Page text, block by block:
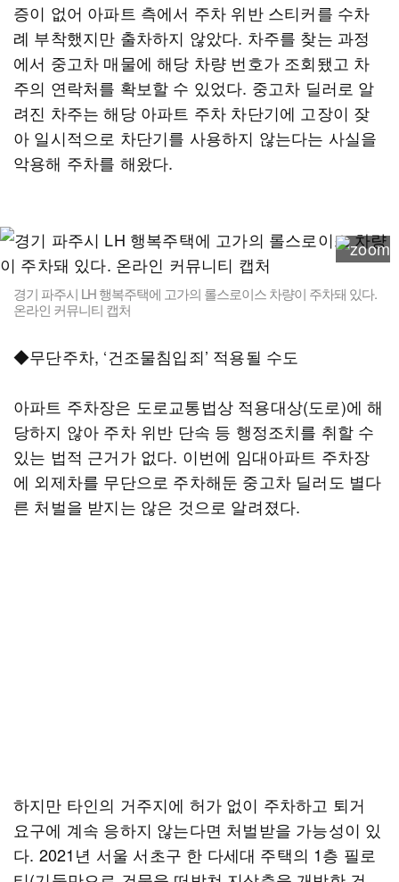
증이 없어 아파트 측에서 주차 위반 스티커를 수차
례 부착했지만 출차하지 않았다. 차주를 찾는 과정
에서 중고차 매물에 해당 차량 번호가 조회됐고 차
주의 연락처를 확보할 수 있었다. 중고차 딜러로 알
려진 차주는 해당 아파트 주차 차단기에 고장이 잦
아 일시적으로 차단기를 사용하지 않는다는 사실을
악용해 주차를 해왔다.
경기 파주시 LH 행복주택에 고가의 롤스로이스 차량이 주차돼 있다.
온라인 커뮤니티 캡처
◆무단주차, ‘건조물침입죄’ 적용될 수도
아파트 주차장은 도로교통법상 적용대상(도로)에 해
당하지 않아 주차 위반 단속 등 행정조치를 취할 수
있는 법적 근거가 없다. 이번에 임대아파트 주차장
에 외제차를 무단으로 주차해둔 중고차 딜러도 별다
른 처벌을 받지는 않은 것으로 알려졌다.
하지만 타인의 거주지에 허가 없이 주차하고 퇴거
요구에 계속 응하지 않는다면 처벌받을 가능성이 있
다. 2021년 서울 서초구 한 다세대 주택의 1층 필로